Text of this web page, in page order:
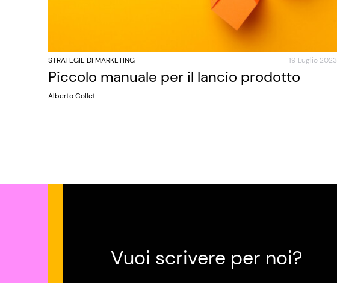
STRATEGIE DI MARKETING 19 Luglio 2023
Piccolo manuale per il lancio prodotto
Alberto Collet
Vuoi scrivere per noi?